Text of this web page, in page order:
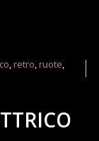
,retro,ruote,